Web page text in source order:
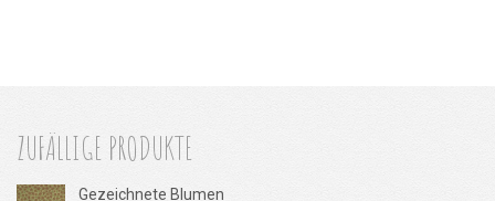
ZUFÄLLIGE PRODUKTE
Gezeichnete Blumen